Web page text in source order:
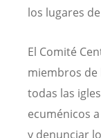
los lugares
El Comité
miembros de
todas las
ecuménicos
y denunciar